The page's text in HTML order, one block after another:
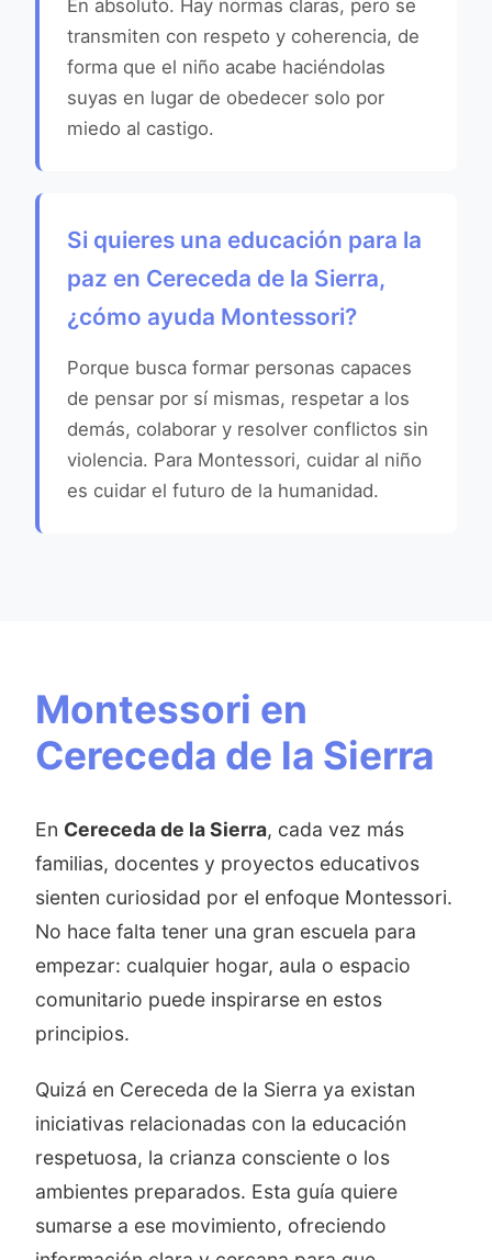
En absoluto. Hay normas claras, pero se
transmiten con respeto y coherencia, de
forma que el niño acabe haciéndolas
suyas en lugar de obedecer solo por
miedo al castigo.
Si quieres una educación para la
paz en Cereceda de la Sierra,
¿cómo ayuda Montessori?
Porque busca formar personas capaces
de pensar por sí mismas, respetar a los
demás, colaborar y resolver conflictos sin
violencia. Para Montessori, cuidar al niño
es cuidar el futuro de la humanidad.
Montessori en
Cereceda de la Sierra
En Cereceda de la Sierra, cada vez más
familias, docentes y proyectos educativos
sienten curiosidad por el enfoque Montessori.
No hace falta tener una gran escuela para
empezar: cualquier hogar, aula o espacio
comunitario puede inspirarse en estos
principios.
Quizá en Cereceda de la Sierra ya existan
iniciativas relacionadas con la educación
respetuosa, la crianza consciente o los
ambientes preparados. Esta guía quiere
sumarse a ese movimiento, ofreciendo